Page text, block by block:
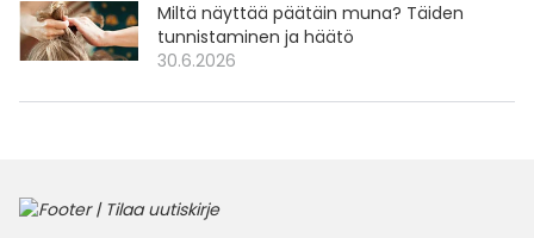
Miltä näyttää päätäin muna? Täiden
tunnistaminen ja häätö
30.6.2026